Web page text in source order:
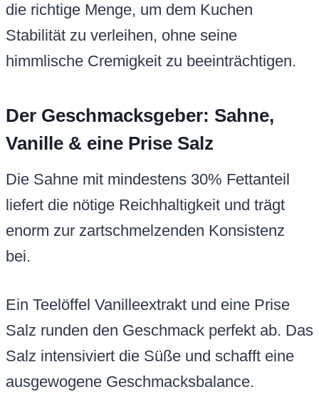
die richtige Menge, um dem Kuchen
Stabilität zu verleihen, ohne seine
himmlische Cremigkeit zu beeinträchtigen.
Der Geschmacksgeber: Sahne,
Vanille & eine Prise Salz
Die Sahne mit mindestens 30% Fettanteil
liefert die nötige Reichhaltigkeit und trägt
enorm zur zartschmelzenden Konsistenz
bei.
Ein Teelöffel Vanilleextrakt und eine Prise
Salz runden den Geschmack perfekt ab. Das
Salz intensiviert die Süße und schafft eine
ausgewogene Geschmacksbalance.